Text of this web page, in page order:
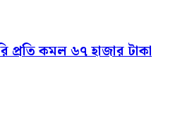
প্রতি কমল ৬৭ হাজার টাকা